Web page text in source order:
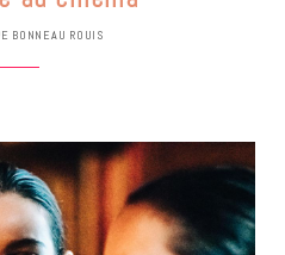
BONNEAU ROUIS